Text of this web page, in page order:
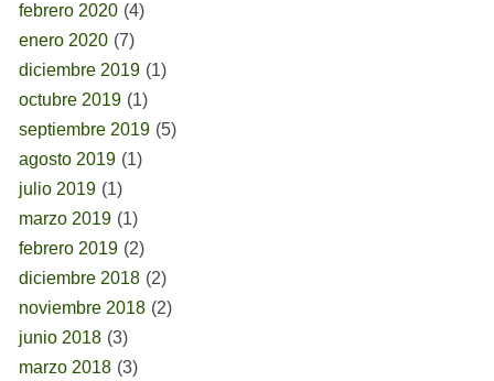
febrero 2020 (4)
enero 2020 (7)
diciembre 2019 (1)
octubre 2019 (1)
septiembre 2019 (5)
agosto 2019 (1)
julio 2019 (1)
marzo 2019 (1)
febrero 2019 (2)
diciembre 2018 (2)
noviembre 2018 (2)
junio 2018 (3)
marzo 2018 (3)